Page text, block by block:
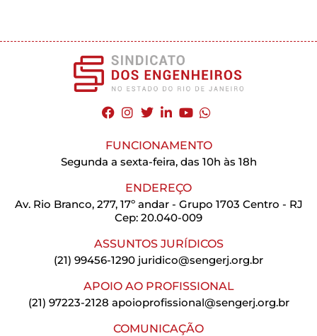
FUNCIONAMENTO
Segunda a sexta-feira, das 10h às 18h
ENDEREÇO
Av. Rio Branco, 277, 17º andar - Grupo 1703 Centro - RJ
Cep: 20.040-009
ASSUNTOS JURÍDICOS
(21) 99456-1290 juridico@sengerj.org.br
APOIO AO PROFISSIONAL
(21) 97223-2128 apoioprofissional@sengerj.org.br
COMUNICAÇÃO